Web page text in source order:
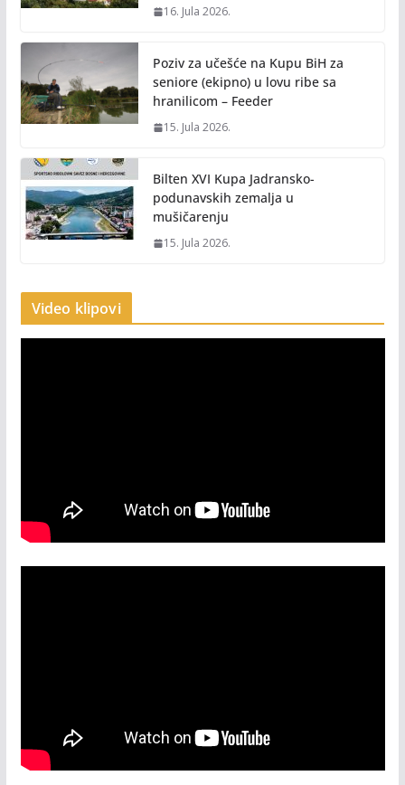
16. Jula 2026.
Poziv za učešće na Kupu BiH za
seniore (ekipno) u lovu ribe sa
hranilicom – Feeder
15. Jula 2026.
Bilten XVI Kupa Jadransko-
podunavskih zemalja u
mušičarenju
15. Jula 2026.
Video klipovi